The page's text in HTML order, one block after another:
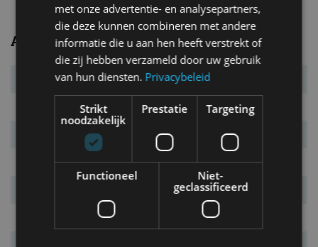
Algemeen
Transmissie vaste overbrenging
Carrosserietype 5-drs. bestelbus/MPV
3 sterren
Marktintroductie november 2014
mei 2015
met onze advertentie- en analysepartners,
die deze kunnen combineren met andere
informatie die u aan hen heeft verstrekt of
die zij hebben verzameld door uw gebruik
van hun diensten. Privacybeleid
Strikt
noodzakelijk
Prestatie Targeting
Functioneel
Niet-
geclassificeerd